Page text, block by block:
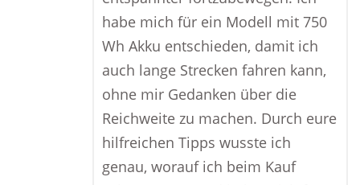
habe mich für ein Modell mit 750
Wh Akku entschieden, damit ich
auch lange Strecken fahren kann,
ohne mir Gedanken über die
Reichweite zu machen. Durch eure
hilfreichen Tipps wusste ich
genau, worauf ich beim Kauf